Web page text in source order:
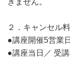
きません。
２．キャンセル料
●講座開催5営業
●講座当日／ 受